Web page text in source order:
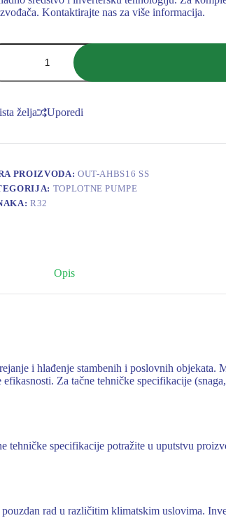
Kontaktirajte nas za više informacija.
IP
želja Uporedi
PROIZVODA: OUT-AHBS16 SS
TOPLOTNE PUMPE
R32
Opis
i hlađenje stambenih i poslovnih
Za tačne tehničke specifikacije
tehničke specifikacije potražite u uputstvu
rad u različitim klimatskim uslovima.